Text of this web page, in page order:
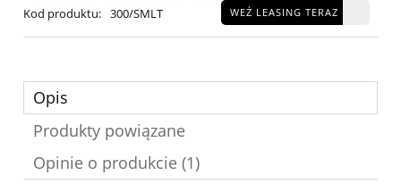
Kod produktu: 300/SMLT WEŹ LEASING TERAZ
Opis
Produkty powiązane
Opinie o produkcie (1)